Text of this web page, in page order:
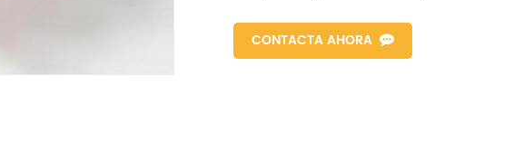
CONTACTA AHORA